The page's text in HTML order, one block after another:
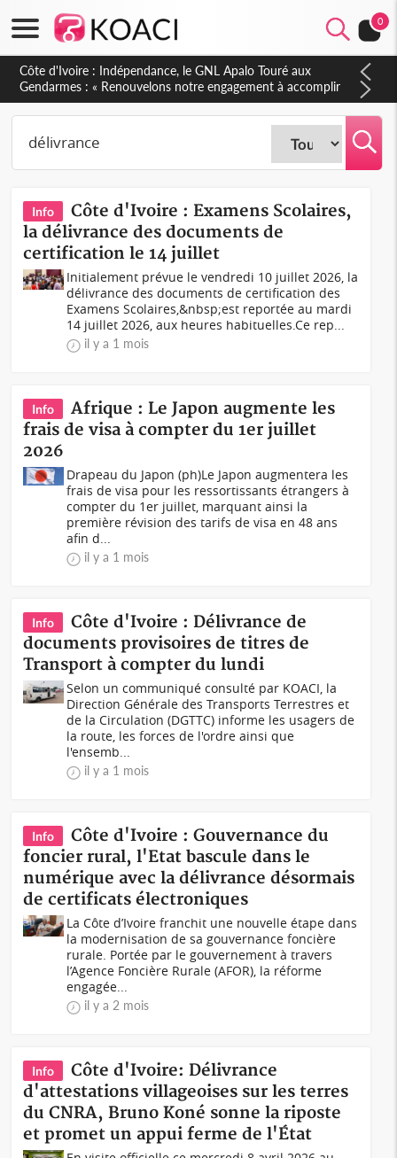
0
Côte d'Ivoire : Indépendance, le GNL Apalo Touré aux
Gendarmes : « Renouvelons notre engagement à accomplir
notre mission avec honneur, discipline, loyauté et
dévouement »
Info
Côte d'Ivoire : Examens Scolaires,
la délivrance des documents de
certification le 14 juillet
Initialement prévue le vendredi 10 juillet 2026, la
délivrance des documents de certification des
Examens Scolaires,&nbsp;est reportée au mardi
14 juillet 2026, aux heures habituelles.Ce rep...
il y a 1 mois
Info
Afrique : Le Japon augmente les
frais de visa à compter du 1er juillet
2026
Drapeau du Japon (ph)Le Japon augmentera les
frais de visa pour les ressortissants étrangers à
compter du 1er juillet, marquant ainsi la
première révision des tarifs de visa en 48 ans
afin d...
il y a 1 mois
Info
Côte d'Ivoire : Délivrance de
documents provisoires de titres de
Transport à compter du lundi
Selon un communiqué consulté par KOACI, la
Direction Générale des Transports Terrestres et
de la Circulation (DGTTC) informe les usagers de
la route, les forces de l'ordre ainsi que
l'ensemb...
il y a 1 mois
Info
Côte d'Ivoire : Gouvernance du
foncier rural, l'Etat bascule dans le
numérique avec la délivrance désormais
de certificats électroniques
La Côte d’Ivoire franchit une nouvelle étape dans
la modernisation de sa gouvernance foncière
rurale. Portée par le gouvernement à travers
l’Agence Foncière Rurale (AFOR), la réforme
engagée...
il y a 2 mois
Info
Côte d'Ivoire: Délivrance
d'attestations villageoises sur les terres
du CNRA, Bruno Koné sonne la riposte
et promet un appui ferme de l'État